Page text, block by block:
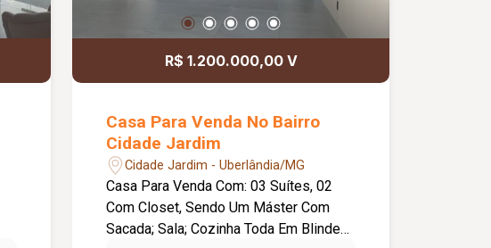
diferenciada, com closet. Diferenciais:
Amplo jardim, ideal para um ambiente
e porteiro eletrônico para segurança e
escritórios, coworkings ou negócios
que demandam um espaço
diferenciado.
R$ 1.200.000,00 V
Casa Para Venda No Bairro
Cidade Jardim
Cidade Jardim - Uberlândia/MG
Casa Para Venda Com: 03 Suítes, 02
Com Closet, Sendo Um Máster Com
Sacada; Sala; Cozinha Toda Em Blindex